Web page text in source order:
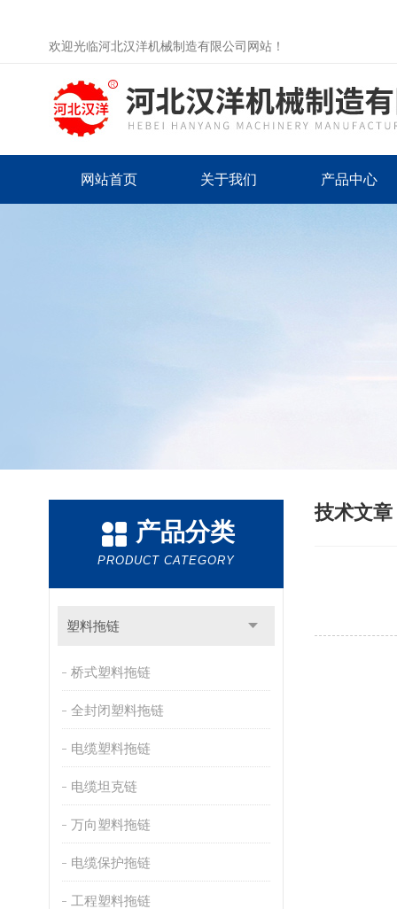
欢迎光临河北汉洋机械制造有限公司网站！
网站首页 关于我们 产品中心
产品分类
PRODUCT CATEGORY
塑料拖链
桥式塑料拖链
全封闭塑料拖链
电缆塑料拖链
电缆坦克链
万向塑料拖链
电缆保护拖链
工程塑料拖链
技术文章